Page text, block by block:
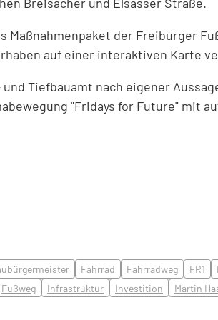
Maßnahmenpaket der Freiburger
auf einer interaktiven Karte
Tiefbauamt nach eigener
"Fridays for Future" mit
Fahrrad Fahrradweg FR1
Fußweg
Infrastruktur Investition Martin